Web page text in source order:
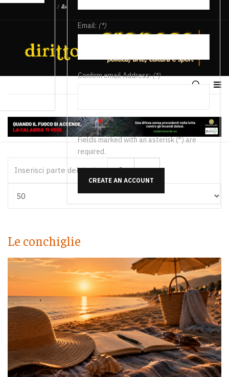
/
Email: (*)
Confirm email Address:(*)
Fields marked with an asterisk (*) are
required.
CREATE AN ACCOUNT
Le conchiglie